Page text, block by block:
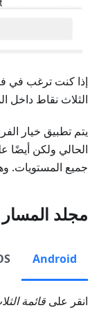
إذا كنت ترغب في
الثلاث نقاط داخل
يتم تطبيق خيار
الحالي ولكن أيضًا
جميع المستويات.
مجلد المسار
Android
انقر على قائمة